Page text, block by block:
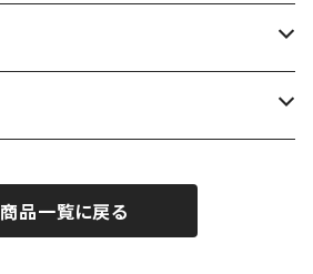
商品一覧に戻る